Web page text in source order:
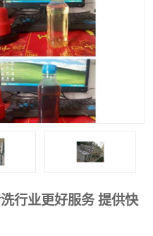
行业更好服务 提供快